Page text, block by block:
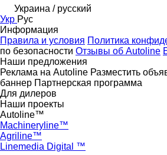
Украина / русский
Укр Рус
Информация
Правила и условия Политика
по безопасности Отзывы об Autoline
Наши предложения
Реклама на Autoline Разместить
баннер Партнерская программа
Для дилеров
Наши проекты
Autoline™
Machineryline™
Agriline™
Linemedia Digital ™